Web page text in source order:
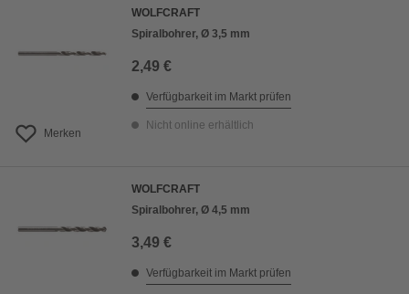
Merken
WOLFCRAFT
Spiralbohrer, Ø 3,5 mm
2,49 €
Verfügbarkeit im Markt prüfen
Nicht online erhältlich
WOLFCRAFT
Spiralbohrer, Ø 4,5 mm
3,49 €
Verfügbarkeit im Markt prüfen